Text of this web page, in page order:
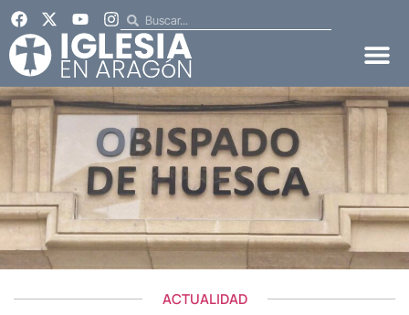
ACTUALIDAD